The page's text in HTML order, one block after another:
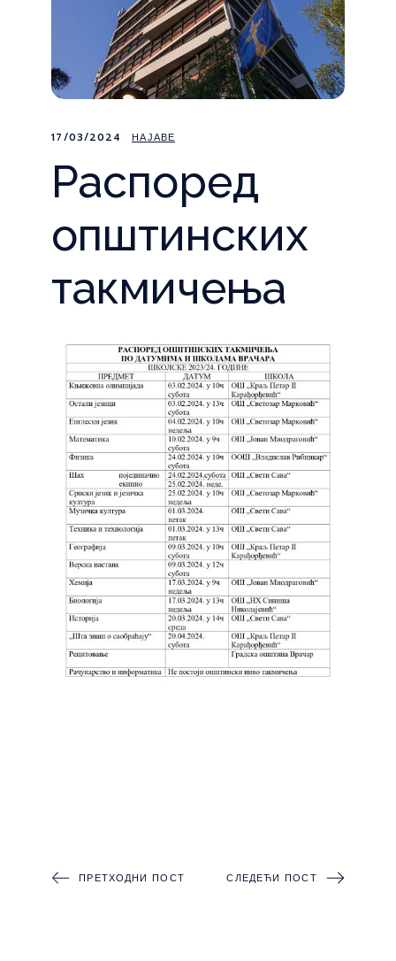
17/03/2024 НАЈАВЕ
Распоред
општинских
такмичења
ПРЕТХОДНИ ПОСТ СЛЕДЕЋИ ПОСТ